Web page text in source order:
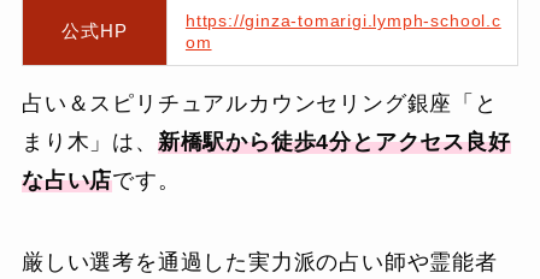
公式HP
https://ginza-tomarigi.lymph-school.c
om
占い＆スピリチュアルカウンセリング銀座「と
まり木」は、 新橋駅から徒歩4分とアクセス良好
な占い店です。
厳しい選考を通過した実力派の占い師や霊能者